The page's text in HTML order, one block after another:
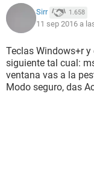
Sirr 1.658
11 sep 2016 a
Teclas Windows+r
siguiente tal cual:
ventana vas a la
Modo seguro, das